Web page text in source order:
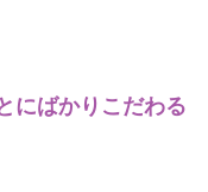
にばかりこだわる